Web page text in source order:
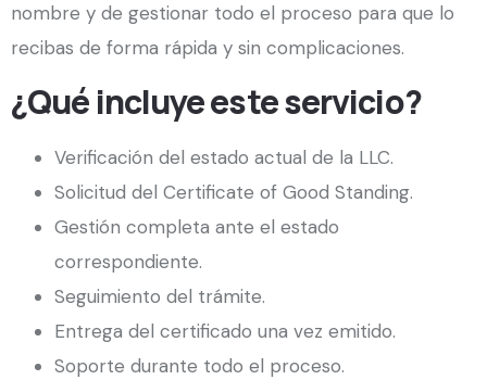
nombre y de gestionar todo el proceso para que lo
recibas de forma rápida y sin complicaciones.
¿Qué incluye este servicio?
Verificación del estado actual de la LLC.
Solicitud del Certificate of Good Standing.
Gestión completa ante el estado
correspondiente.
Seguimiento del trámite.
Entrega del certificado una vez emitido.
Soporte durante todo el proceso.